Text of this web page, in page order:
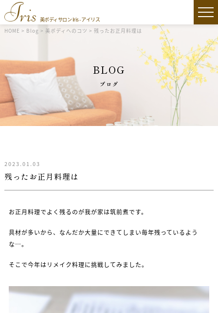
美ボディサロン Iris - アイリス
HOME > Blog > 美ボディへのコツ > 残ったお正月料理は
BLOG
ブログ
残ったお正月料理は
2023.01.03
お正月料理でよく残るのが我が家は筑前煮です。
具材が多いから、なんだか大量にできてしまい毎年残っているよう
な…。
そこで今年はリメイク料理に挑戦してみました。